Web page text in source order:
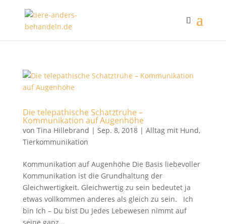
Die telepathische Schatztruhe –
Kommunikation auf Augenhöhe
von Tina Hillebrand | Sep. 8, 2018| Alltag mit Hund,
Tierkommunikation
Kommunikation auf Augenhöhe Die Basis liebevoller
Kommunikation ist die Grundhaltung der
Gleichwertigkeit. Gleichwertig zu sein bedeutet ja
etwas vollkommen anderes als gleich zu sein. Ich
bin Ich – Du bist Du Jedes Lebewesen nimmt auf